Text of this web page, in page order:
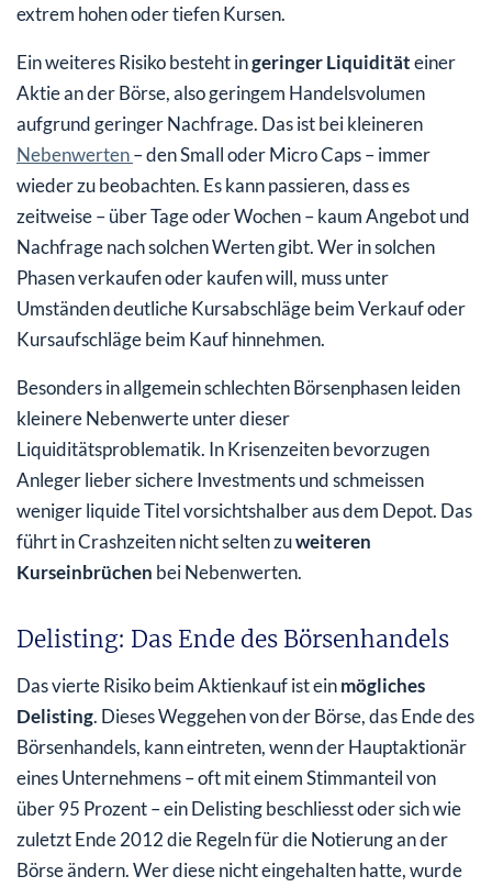
extrem hohen oder tiefen Kursen.
Ein weiteres Risiko besteht ingeringer Liquiditäteiner
Aktie an der Börse, also geringem Handelsvolumen
aufgrund geringer Nachfrage. Das ist bei kleineren
Nebenwerten– den Small oder Micro Caps – immer
wieder zu beobachten. Es kann passieren, dass es
zeitweise – über Tage oder Wochen – kaum Angebot und
Nachfrage nach solchen Werten gibt. Wer in solchen
Phasen verkaufen oder kaufen will, muss unter
Umständen deutliche Kursabschläge beim Verkauf oder
Kursaufschläge beim Kauf hinnehmen.
Besonders in allgemein schlechten Börsenphasen leiden
kleinere Nebenwerte unter dieser
Liquiditätsproblematik. In Krisenzeiten bevorzugen
Anleger lieber sichere Investments und schmeissen
weniger liquide Titel vorsichtshalber aus dem Depot. Das
führt in Crashzeiten nicht selten zuweiteren
Kurseinbrüchen bei Nebenwerten.
Delisting: Das Ende des Börsenhandels
Das vierte Risiko beim Aktienkauf ist einmögliches
Delisting. Dieses Weggehen von der Börse, das Ende des
Börsenhandels, kann eintreten, wenn der Hauptaktionär
eines Unternehmens – oft mit einem Stimmanteil von
über 95 Prozent – ein Delisting beschliesst oder sich wie
zuletzt Ende 2012 die Regeln für die Notierung an der
Börse ändern. Wer diese nicht eingehalten hatte, wurde